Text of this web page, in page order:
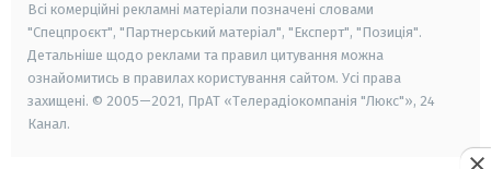
Всі комерційні рекламні матеріали позначені словами
"Спецпроєкт", "Партнерський матеріал", "Експерт", "Позиція".
Детальніше щодо реклами та правил цитування можна
ознайомитись в правилах користування сайтом. Усі права
захищені. © 2005—2021, ПрАТ «Телерадіокомпанія "Люкс"», 24
Канал.